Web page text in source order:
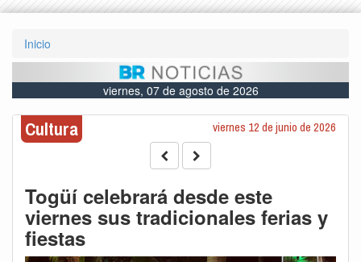
Inicio
viernes, 07 de agosto de 2026
Cultura viernes 12 de junio de 2026
Togüí celebrará desde este
viernes sus tradicionales ferias y
fiestas